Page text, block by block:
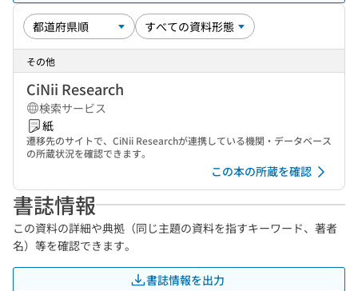
その他
CiNii Research
検索サービス
紙
遷移先のサイトで、CiNii Researchが連携している機関・データベース
の所蔵状況を確認できます。
この本の所蔵を確認
書誌情報
この資料の詳細や典拠（同じ主題の資料を指すキーワード、著者
名）等を確認できます。
書誌情報を出力